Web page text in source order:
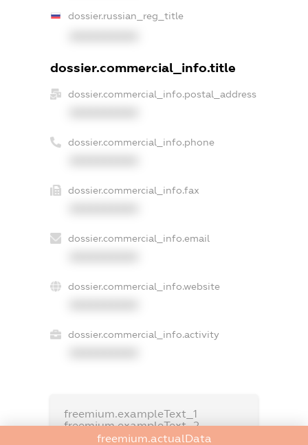
dossier.russian_reg_title
dossier.commercial_info.title
dossier.commercial_info.postal_address
dossier.commercial_info.phone
dossier.commercial_info.fax
dossier.commercial_info.email
dossier.commercial_info.website
dossier.commercial_info.activity
freemium.exampleText_1
freemium.exampleText_2
freemium.anonymousPerSearch2
freemium.actualData